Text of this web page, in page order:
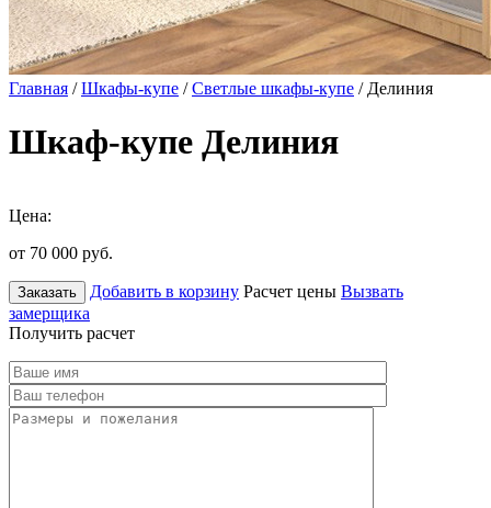
Главная /Шкафы-купе /Светлые шкафы-купе / Делиния
Шкаф-купе Делиния
Цена:
от 70 000 руб.
Заказать Добавить в корзину Расчет цены Вызвать
замерщика
Получить расчет